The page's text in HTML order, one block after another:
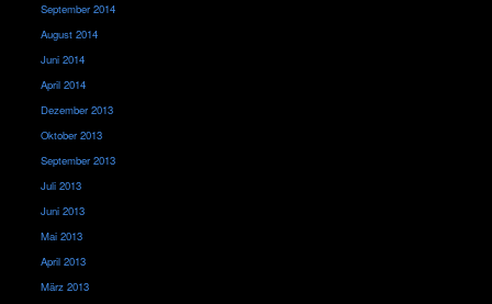
September 2014
August 2014
Juni 2014
April 2014
Dezember 2013
Oktober 2013
September 2013
Juli 2013
Juni 2013
Mai 2013
April 2013
März 2013